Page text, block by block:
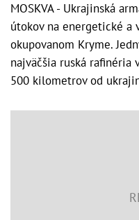
MOSKVA - Ukrajinská
útokov na energetické a
okupovanom Kryme.
najväčšia ruská rafinéria
500 kilometrov od